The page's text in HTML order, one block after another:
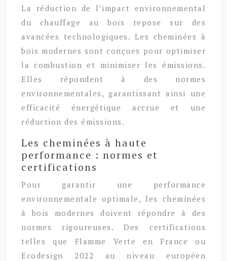
La réduction de l’impact environnemental
du chauffage au bois repose sur des
avancées technologiques. Les cheminées à
bois modernes sont conçues pour optimiser
la combustion et minimiser les émissions.
Elles répondent à des normes
environnementales, garantissant ainsi une
efficacité énergétique accrue et une
réduction des émissions.
Les cheminées à haute
performance : normes et
certifications
Pour garantir une performance
environnementale optimale, les cheminées
à bois modernes doivent répondre à des
normes rigoureuses. Des certifications
telles que Flamme Verte en France ou
Ecodesign 2022 au niveau européen